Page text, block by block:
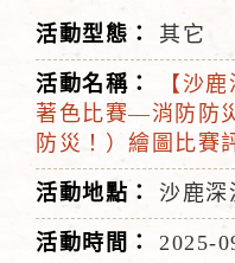
其它
【沙
著色比賽—消防防
防災！）繪圖比賽
沙鹿深
2025-